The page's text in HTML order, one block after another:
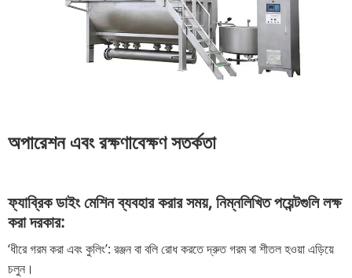
অপারেশন এবং রক্ষণাবেক্ষণ সতর্কতা
ফ্যাব্রিক ডাইং মেশিন ব্যবহার করার সময়, নিম্নলিখিত পয়েন্টগুলি লক্ষ
করা দরকার:
‘ধীরে গরম করা এবং কুলিং’: রঞ্জন বা বলি রোধ করতে দ্রুত গরম বা শীতল হওয়া এড়িয়ে
চলুন।